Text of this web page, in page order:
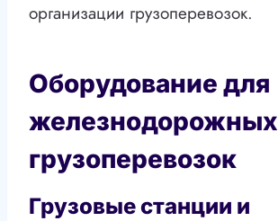
организации грузоперевозок.
Оборудование для
железнодорожных
грузоперевозок
Грузовые станции и